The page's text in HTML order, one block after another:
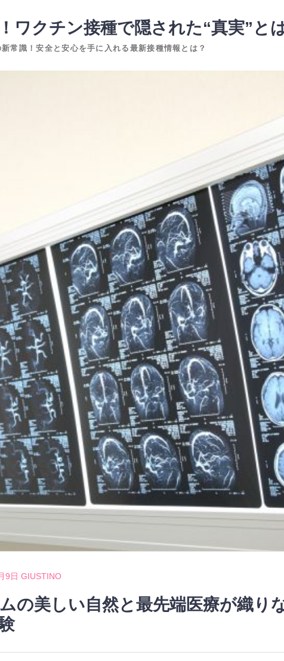
ワクチン接種で隠された“真実”と
常識！安全と安心を手に入れる最新接種情報とは？
9日 GIUSTINO
の美しい自然と最先端医療が織り